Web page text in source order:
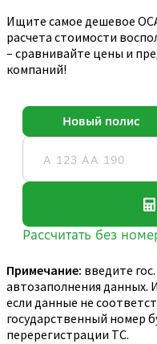
Ищите самое дешевое
расчета стоимости
– сравнивайте цены и
компаний!
Примечание: введите
автозаполнения данных.
если данные не
государственный номер
перерегистрации ТС.